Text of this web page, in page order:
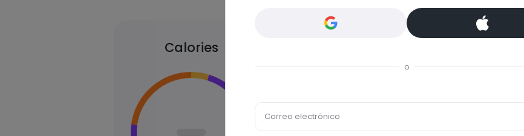
Calories
o
Correo electrónico